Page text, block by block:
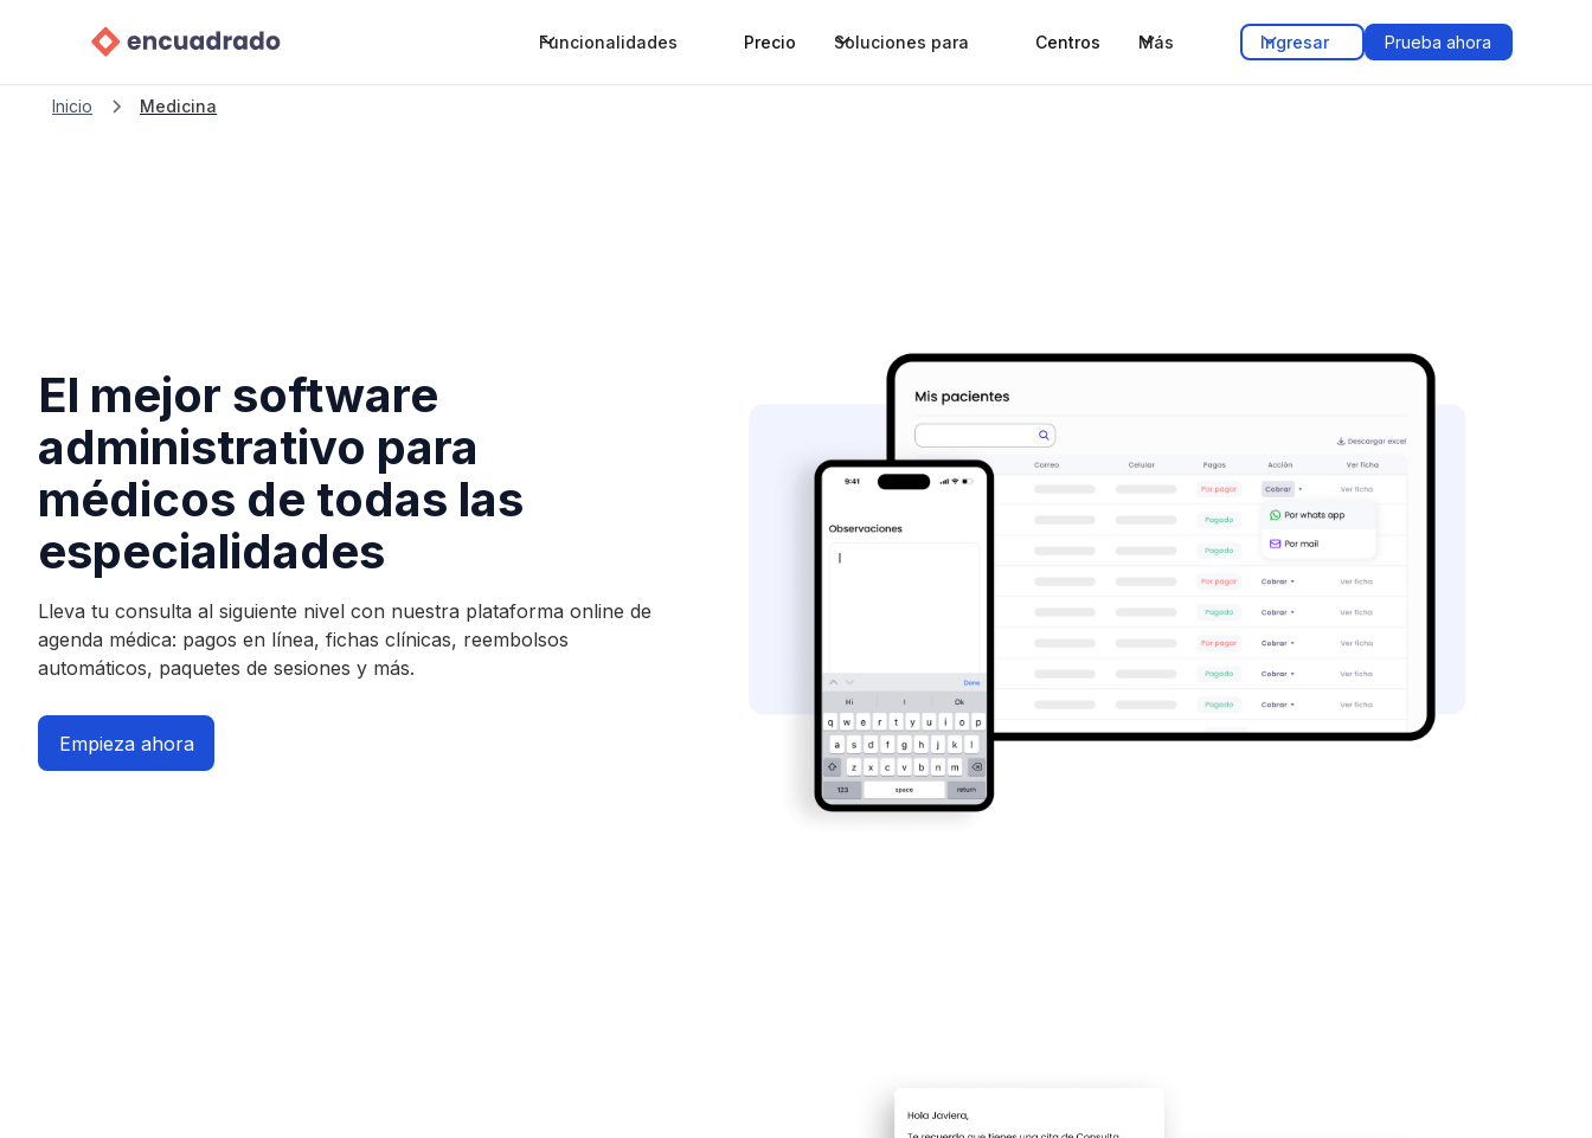
Funcionalidades Precio Soluciones para Centros Más Ingresar Prueba ahora
Inicio Medicina
El mejor software
administrativo para
médicos de todas las
especialidades
Lleva tu consulta al siguiente nivel con nuestra plataforma online de
agenda médica: pagos en línea, fichas clínicas, reembolsos
automáticos, paquetes de sesiones y más.
Empieza ahora